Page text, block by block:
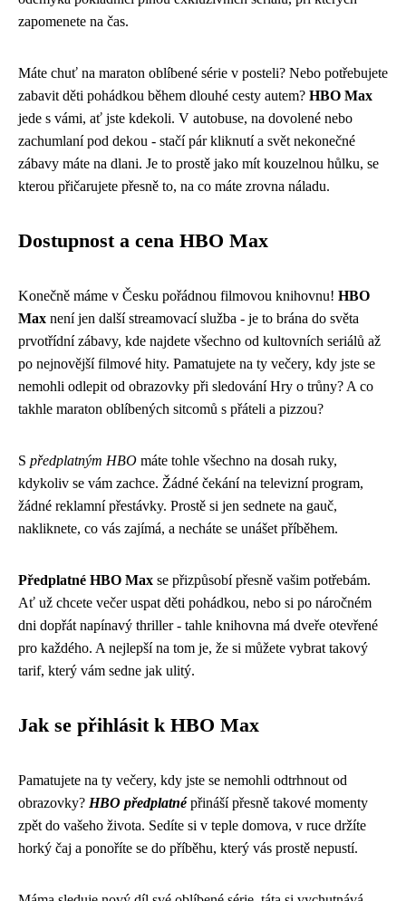
zapomenete na čas.
Máte chuť na maraton oblíbené série v posteli? Nebo potřebujete
zabavit děti pohádkou během dlouhé cesty autem? HBO Max
jede s vámi, ať jste kdekoli. V autobuse, na dovolené nebo
zachumlaní pod dekou - stačí pár kliknutí a svět nekonečné
zábavy máte na dlani. Je to prostě jako mít kouzelnou hůlku, se
kterou přičarujete přesně to, na co máte zrovna náladu.
Dostupnost a cena HBO Max
Konečně máme v Česku pořádnou filmovou knihovnu! HBO
Max není jen další streamovací služba - je to brána do světa
prvotřídní zábavy, kde najdete všechno od kultovních seriálů až
po nejnovější filmové hity. Pamatujete na ty večery, kdy jste se
nemohli odlepit od obrazovky při sledování Hry o trůny? A co
takhle maraton oblíbených sitcomů s přáteli a pizzou?
S předplatným HBO máte tohle všechno na dosah ruky,
kdykoliv se vám zachce. Žádné čekání na televizní program,
žádné reklamní přestávky. Prostě si jen sednete na gauč,
nakliknete, co vás zajímá, a necháte se unášet příběhem.
Předplatné HBO Max se přizpůsobí přesně vašim potřebám.
Ať už chcete večer uspat děti pohádkou, nebo si po náročném
dni dopřát napínavý thriller - tahle knihovna má dveře otevřené
pro každého. A nejlepší na tom je, že si můžete vybrat takový
tarif, který vám sedne jak ulitý.
Jak se přihlásit k HBO Max
Pamatujete na ty večery, kdy jste se nemohli odtrhnout od
obrazovky? HBO předplatnépřináší přesně takové momenty
zpět do vašeho života. Sedíte si v teple domova, v ruce držíte
horký čaj a ponoříte se do příběhu, který vás prostě nepustí.